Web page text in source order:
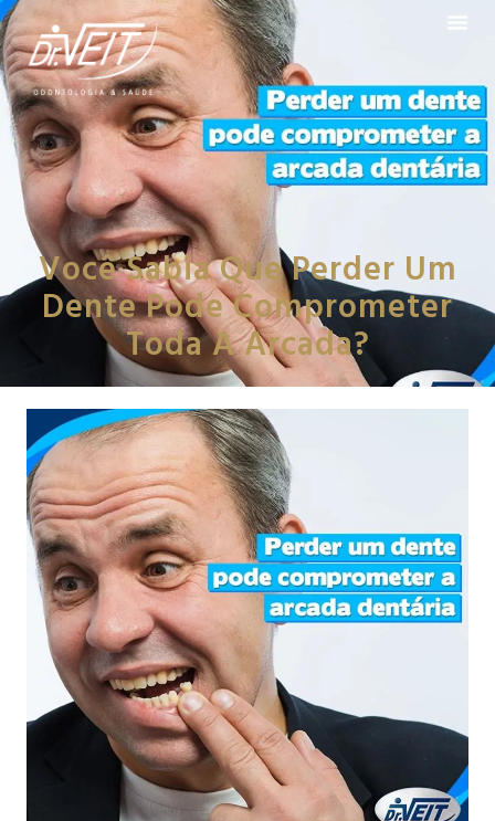
Você Sabia Que Perder Um
Dente Pode Comprometer
Toda A Arcada?